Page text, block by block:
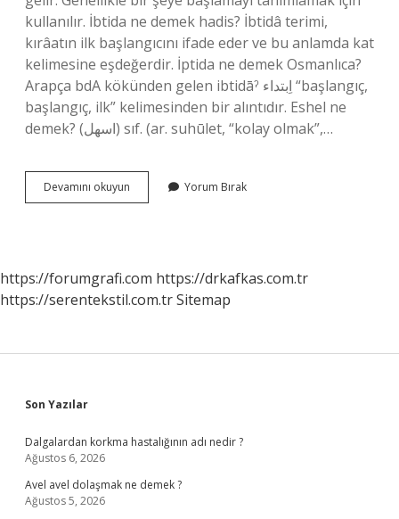
kullanılır. İbtida ne demek hadis? İbtidâ terimi,
kırâatın ilk başlangıcını ifade eder ve bu anlamda kat
kelimesine eşdeğerdir. İptida ne demek Osmanlıca?
Arapça bdA kökünden gelen ibtidāˀ اِبتداء “başlangıç,
başlangıç, ilk” kelimesinden bir alıntıdır. Eshel ne
demek? (ﺍﺳﻬﻞ) sıf. (ar. suhūlet, “kolay olmak”,…
Devamını okuyun
Arapça
Yorum Bırak
https://forumgrafi.com https://drkafkas.com.tr
https://serentekstil.com.trSitemap
Sidebar
Son Yazılar
Dalgalardan korkma hastalığının adı nedir ?
Ağustos 6, 2026
Avel avel dolaşmak ne demek ?
Ağustos 5, 2026